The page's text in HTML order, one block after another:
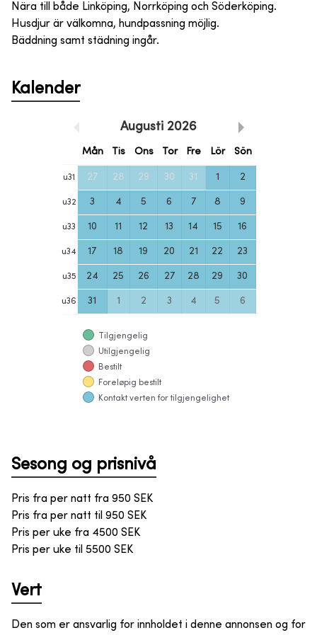
Nära till både Linköping, Norrköping och Söderköping.
Husdjur är välkomna, hundpassning möjlig.
Bäddning samt städning ingår.
Kalender
Augusti 2026
Mån Tis Ons Tor Fre Lör Sön
u31 27 28 29 30 31 1 2
u32 3 4 5 6 7 8 9
u33 10 11 12 13 14 15 16
u34 17 18 19 20 21 22 23
u35 24 25 26 27 28 29 30
u36 31 1 2 3 4 5 6
Tilgjengelig
Utilgjengelig
Bestilt
Foreløpig bestilt
Kontakt verten for tilgjengelighet
Sesong og prisnivå
Pris fra per natt fra 950 SEK
Pris fra per natt til 950 SEK
Pris per uke fra 4500 SEK
Pris per uke til 5500 SEK
Vert
Den som er ansvarlig for innholdet i denne annonsen og for